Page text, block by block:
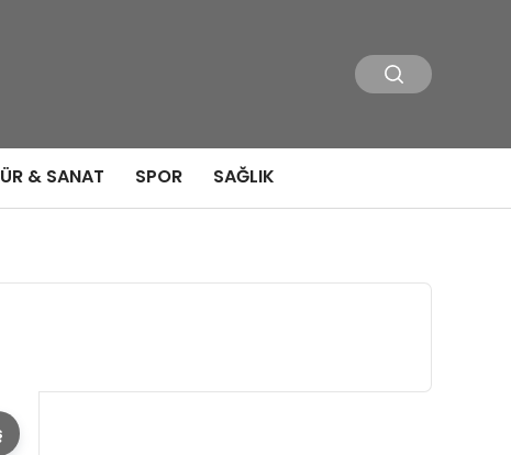
& SANAT SPOR SAĞLIK